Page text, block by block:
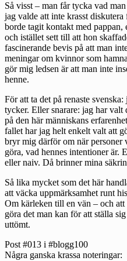
Så visst – man får tycka vad
jag valde att inte krasst
borde tagit kontakt med
och istället sett till att hon
fascinerande bevis på att man
meningar om kvinnor som
gör mig ledsen är att man inte
henne.
För att ta det på renaste
tycker. Eller snarare: jag har
på den här människans
fallet har jag helt enkelt valt att
bryr mig därför om när personer
göra, vad hennes intentioner är.
eller naiv. Då brinner mina
Så lika mycket som det här
att väcka uppmärksamhet runt
Om kärleken till en vän – och
göra det man kan för att ställa
uttömt.
Post #013 i #blogg100
Några ganska krassa noteringar: